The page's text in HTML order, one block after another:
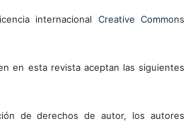
internacional Creative Commons
en esta revista aceptan las siguientes
de derechos de autor, los autores